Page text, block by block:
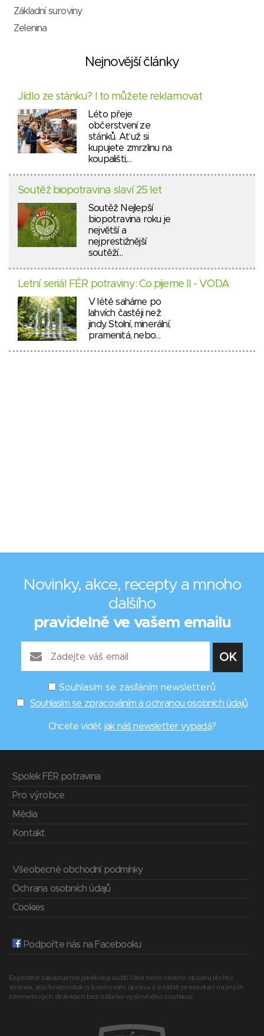
Základní suroviny
Zelenina
Nejnovější články
Jídlo ze stánku? I to můžete reklamovat
Léto přeje
občerstvení ze
stánků. Ať už si
kupujete zmrzlinu na
koupališti,…
Soutěž biopotravina slaví 25 let
Soutěž Nejlepší
biopotravina roku je
největší a
nejprestižnější
soutěží…
Letní seriál FÉR potraviny: Co pijeme II - VODA
V létě saháme po
lahvích častěji než
jindy. Stolní, minerální,
pramenitá, nebo…
Novinky, akce, recepty a mnoho
dalšího
pravidelně ve vašem emailu
Souhlasím se zasíláním newsletterů
Souhlasím se zpracováním a ochranou osobních údajů
Chcete vidět jak náš newsletter vypadá?
Spolek FÉR potravina
Pro výrobce
Média
Kontakt
Všeobecné obchodní podmínky
Ochrana osobních údajů
Cookies
Podpořte nás na Facebooku
Explicitně zakazujeme jakékoli použití části nebo celého obsahu těchto
stránek, jejich reprodukci, kopírování, úpravu a zvláště prezentaci na jiných
internetových stránkách bez našeho výslovného souhlasu.